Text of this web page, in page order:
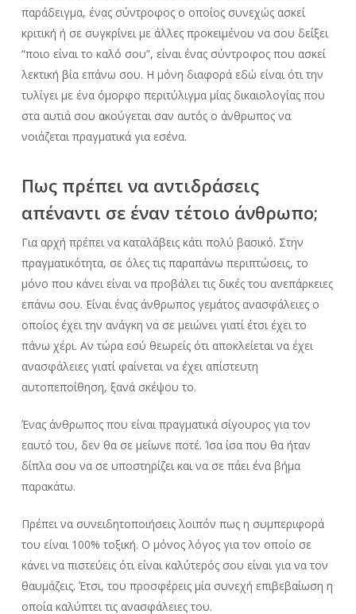
παράδειγμα, ένας σύντροφος ο οποίος συνεχώς ασκεί
κριτική ή σε συγκρίνει με άλλες προκειμένου να σου δείξει
“ποιο είναι το καλό σου”, είναι ένας σύντροφος που ασκεί
λεκτική βία επάνω σου. Η μόνη διαφορά εδώ είναι ότι την
τυλίγει με ένα όμορφο περιτύλιγμα μίας δικαιολογίας που
στα αυτιά σου ακούγεται σαν αυτός ο άνθρωπος να
νοιάζεται πραγματικά για εσένα.
Πως πρέπει να αντιδράσεις
απέναντι σε έναν τέτοιο άνθρωπο;
Για αρχή πρέπει να καταλάβεις κάτι πολύ βασικό. Στην
πραγματικότητα, σε όλες τις παραπάνω περιπτώσεις, το
μόνο που κάνει είναι να προβάλει τις δικές του ανεπάρκειες
επάνω σου. Είναι ένας άνθρωπος γεμάτος ανασφάλειες ο
οποίος έχει την ανάγκη να σε μειώνει γιατί έτσι έχει το
πάνω χέρι. Αν τώρα εσύ θεωρείς ότι αποκλείεται να έχει
ανασφάλειες γιατί φαίνεται να έχει απίστευτη
αυτοπεποίθηση, ξανά σκέψου το.
Ένας άνθρωπος που είναι πραγματικά σίγουρος για τον
εαυτό του, δεν θα σε μείωνε ποτέ. Ίσα ίσα που θα ήταν
δίπλα σου να σε υποστηρίζει και να σε πάει ένα βήμα
παρακάτω.
Πρέπει να συνειδητοποιήσεις λοιπόν πως η συμπεριφορά
του είναι 100% τοξική. Ο μόνος λόγος για τον οποίο σε
κάνει να πιστεύεις ότι είναι καλύτερός σου είναι για να τον
θαυμάζεις. Έτσι, του προσφέρεις μία συνεχή επιβεβαίωση η
οποία καλύπτει τις ανασφάλειες του.